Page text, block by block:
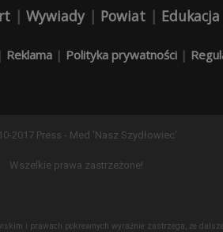
| Wywiady| Powiat | Edukacja
| Reklama | Polityka prywatności |
2017 Press - Med 'Nasz Szydłowiec'
Wszelkie prawa zastrzeżone!
i prawach pokrewnych wyraźnie zastrzega, że